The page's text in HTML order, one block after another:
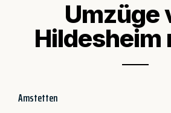
Umzüge
Hildesheim
Amstetten